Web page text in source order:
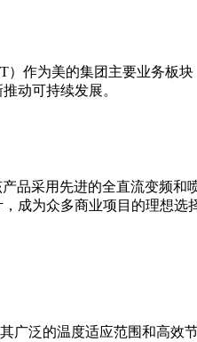
）作为美的集团主要业务
动可持续发展。
产品采用先进的全直流变
成为众多商业项目的理想选
广泛的温度适应范围和高